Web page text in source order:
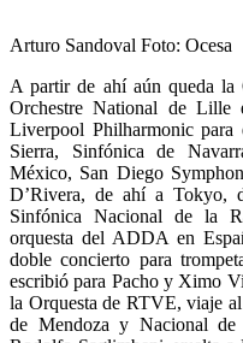
Arturo Sandoval Foto: Ocesa
A partir de ahí aún queda la
Orchestre National de Lille
Liverpool Philharmonic para
Sierra, Sinfónica de
México, San Diego
D’Rivera, de ahí a Tokyo,
Sinfónica Nacional de la
orquesta del ADDA en
doble concierto para
escribió para Pacho y Ximo
la Orquesta de RTVE, viaje
de Mendoza y Nacional